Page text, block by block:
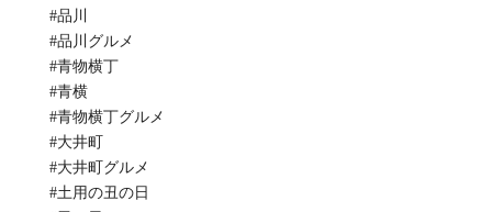
#品川
#品川グルメ
#青物横丁
#青横
#青物横丁グルメ
#大井町
#大井町グルメ
#土用の丑の日